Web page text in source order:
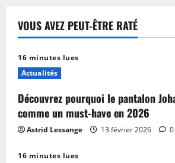
VOUS AVEZ PEUT-ÊTRE RATÉ
16 minutes lues
Actualités
Découvrez pourquoi le pantalon
comme un must-have en 2026
Astrid Lessange 13 février 2026 0
16 minutes lues